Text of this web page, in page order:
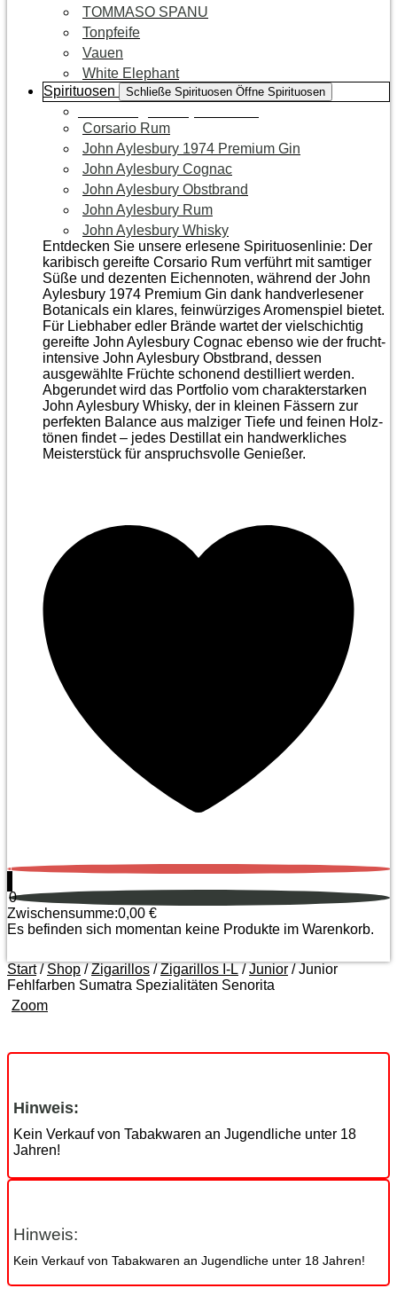
TOMMASO SPANU
Tonpfeife
Vauen
White Elephant
Spirituosen
Schließe Spirituosen Öffne Spirituosen
Corsario Rum
John Aylesbury 1974 Premium Gin
John Aylesbury Cognac
John Aylesbury Obstbrand
John Aylesbury Rum
John Aylesbury Whisky
Entdecken Sie unsere erlesene Spirituosenlinie: Der
karibisch gereifte Corsario Rum verführt mit samtiger
Süße und dezenten Eichen­noten, während der John
Aylesbury 1974 Premium Gin dank handverlesener
Botanicals ein klares, feinwürziges Aromenspiel bietet.
Für Liebhaber edler Brände wartet der vielschichtig
gereifte John Aylesbury Cognac ebenso wie der frucht­
intensive John Aylesbury Obstbrand, dessen
ausgewählte Früchte schonend destilliert werden.
Abgerundet wird das Portfolio vom charakterstarken
John Aylesbury Whisky, der in kleinen Fässern zur
perfekten Balance aus malziger Tiefe und feinen Holz­
tönen findet – jedes Destillat ein handwerkliches
Meister­stück für anspruchsvolle Genießer.
0
0
Zwischensumme:0,00 €
Es befinden sich momentan keine Produkte im Warenkorb.
Start/ Shop /Zigarillos /Zigarillos I-L /Junior / Junior
Fehlfarben Sumatra Spezialitäten Senorita
Zoom
Hinweis:
Kein Verkauf von Tabakwaren an Jugendliche unter 18
Jahren!
Hinweis:
Kein Verkauf von Tabakwaren an Jugendliche unter 18 Jahren!